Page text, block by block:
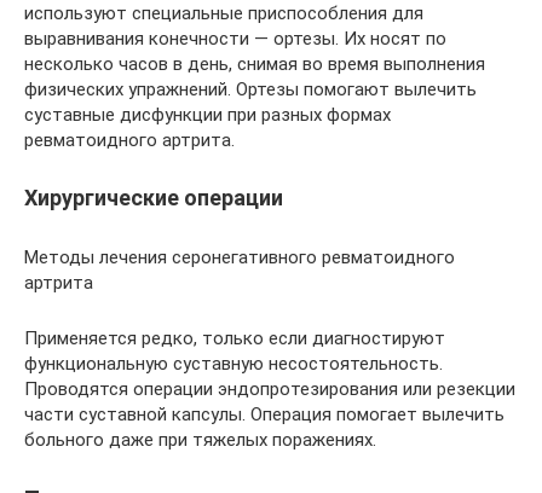
используют специальные приспособления для
выравнивания конечности — ортезы. Их носят по
несколько часов в день, снимая во время выполнения
физических упражнений. Ортезы помогают вылечить
суставные дисфункции при разных формах
ревматоидного артрита.
Хирургические операции
Методы лечения серонегативного ревматоидного
артрита
Применяется редко, только если диагностируют
функциональную суставную несостоятельность.
Проводятся операции эндопротезирования или резекции
части суставной капсулы. Операция помогает вылечить
больного даже при тяжелых поражениях.